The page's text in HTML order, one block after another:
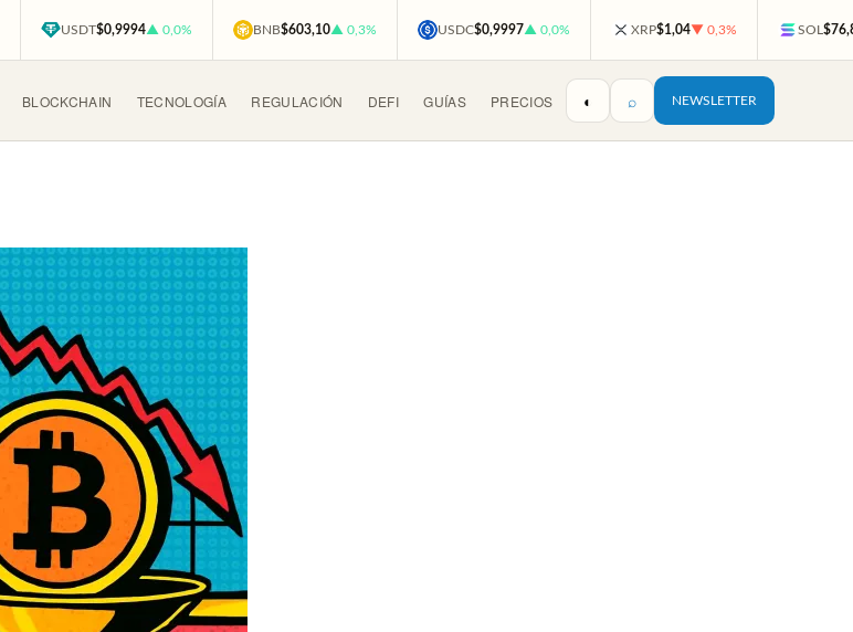
USDT$0,9994▲ 0,0% BNB$603,10▲ 0,3% USDC$0,9997▲ 0,0% XRP$1,04▼ 0,3% SOL
BLOCKCHAIN TECNOLOGÍA REGULACIÓN DEFI GUÍAS PRECIOS ◐ ⌕ NEWSLETTER